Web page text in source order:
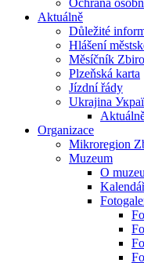
Ochrana
Aktuálně
Důležité
Hlášení
Měsíčník
Plzeňská karta
Jízdní řády
Ukrajina
Organizace
Mikroregion
Muzeum
O muzeu